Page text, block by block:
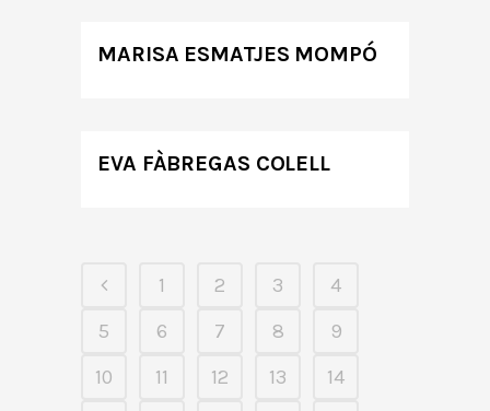
MARISA ESMATJES MOMPÓ
EVA FÀBREGAS COLELL
1 2 3
4
5
6 7 8
9
10
11 12 13
14